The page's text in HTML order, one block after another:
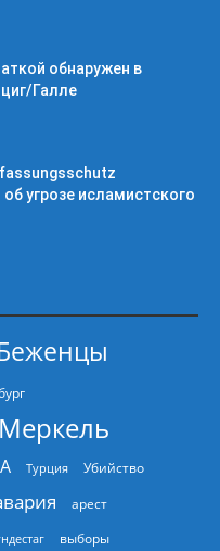
обнаружен в
Галле
угрозе исламистского
Меркель
Турция Убийство
арест
выборы